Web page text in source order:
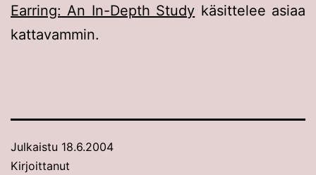
Earring: An In-Depth Study käsittelee asiaa
kattavammin.
Julkaistu 18.6.2004
Kirjoittanut